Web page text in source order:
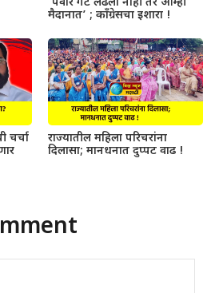
मैदानात’ ; काँग्रेसचा इशारा !
चर्चा
राज्यातील महिला परिचरांना
दिलासा; मानधनात दुप्पट वाढ !